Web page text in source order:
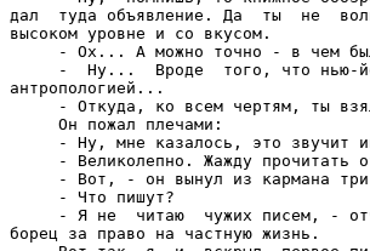
дал  туда объявление. Да  ты  не
высоком уровне и со вкусом.
- Ох... А можно точно - в чем
-  Ну...  Вроде  того, что
антропологией...
- Откуда, ко всем чертям, ты
     Он пожал плечами:
- Ну, мне казалось, это звучит
- Великолепно. Жажду прочитать
- Вот, - он вынул из кармана
     - Что пишут?
- Я не  читаю  чужих писем, -
борец за право на частную жизнь.